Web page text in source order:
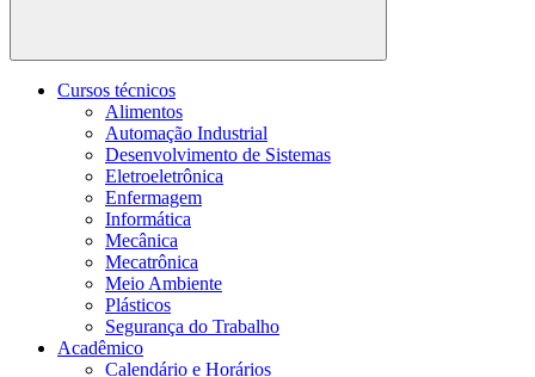
Buscar
Cursos técnicos
Alimentos
Automação Industrial
Desenvolvimento de Sistemas
Eletroeletrônica
Enfermagem
Informática
Mecânica
Mecatrônica
Meio Ambiente
Plásticos
Segurança do Trabalho
Acadêmico
Calendário e Horários